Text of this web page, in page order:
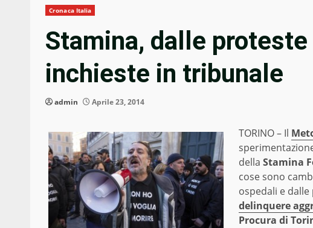
Cronaca Italia
Stamina, dalle
inchieste in tribunale
admin Aprile 23, 2014
TORINO – Il
della Stamina
cose sono
ospedali e dalle
delinquere
Procura di